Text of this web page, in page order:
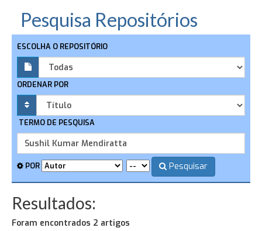
Pesquisa Repositórios
ESCOLHA O REPOSITÓRIO
ORDENAR POR
TERMO DE PESQUISA
POR Pesquisar
Resultados:
Foram encontrados 2 artigos